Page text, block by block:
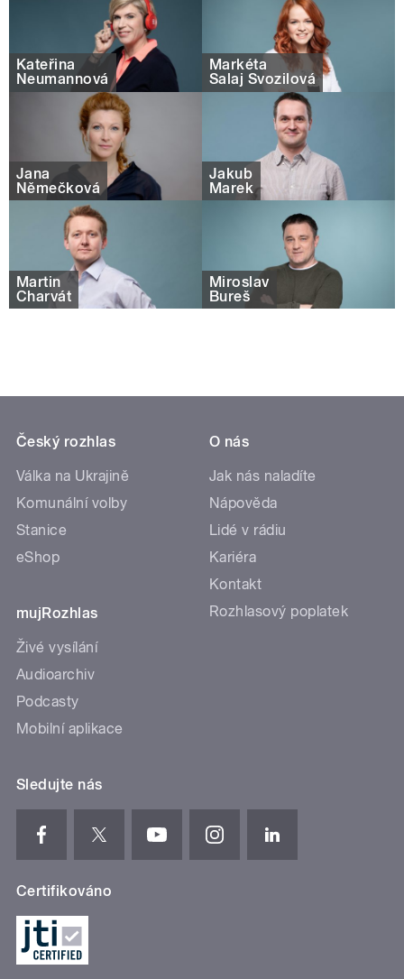
Kateřina
Neumannová
Markéta
Salaj Svozilová
Jana
Němečková
Jakub
Marek
Martin
Charvát
Miroslav
Bureš
Český rozhlas
Válka na Ukrajině
Komunální volby
Stanice
eShop
mujRozhlas
Živé vysílání
Audioarchiv
Podcasty
Mobilní aplikace
O nás
Jak nás naladíte
Nápověda
Lidé v rádiu
Kariéra
Kontakt
Rozhlasový poplatek
Sledujte nás
Certifikováno